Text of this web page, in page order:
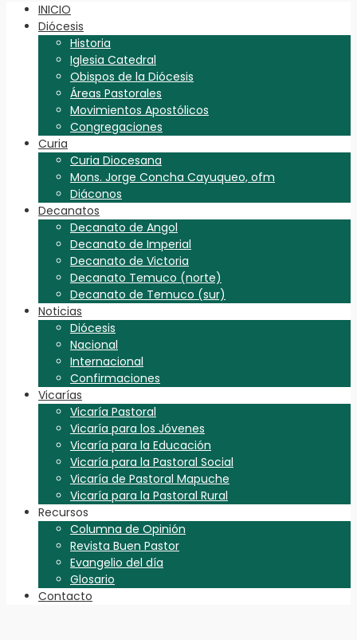
INICIO
Diócesis
Historia
Iglesia Catedral
Obispos de la Diócesis
Áreas Pastorales
Movimientos Apostólicos
Congregaciones
Curia
Curia Diocesana
Mons. Jorge Concha Cayuqueo, ofm
Diáconos
Decanatos
Decanato de Angol
Decanato de Imperial
Decanato de Victoria
Decanato Temuco (norte)
Decanato de Temuco (sur)
Noticias
Diócesis
Nacional
Internacional
Confirmaciones
Vicarías
Vicaría Pastoral
Vicaría para los Jóvenes
Vicaría para la Educación
Vicaría para la Pastoral Social
Vicaría de Pastoral Mapuche
Vicaría para la Pastoral Rural
Recursos
Columna de Opinión
Revista Buen Pastor
Evangelio del día
Glosario
Contacto